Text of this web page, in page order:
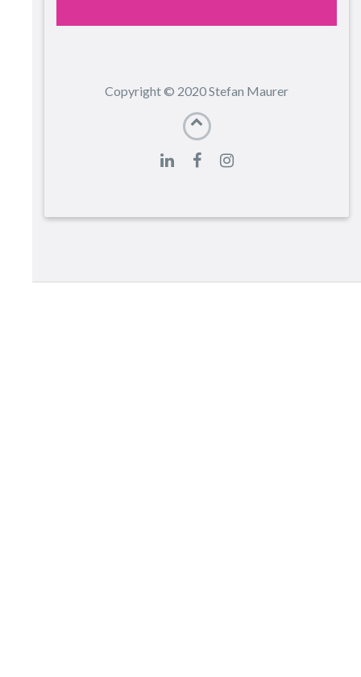
Copyright © 2020 Stefan Maurer